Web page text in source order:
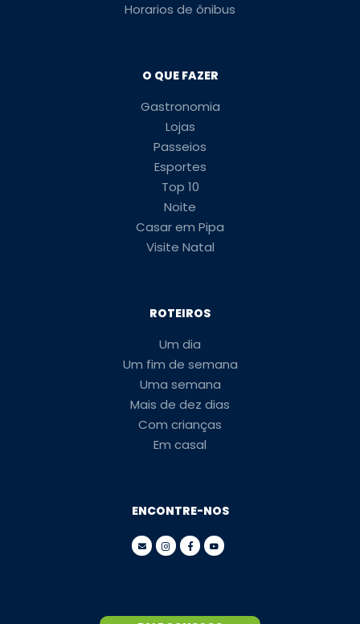
Horarios de ônibus
O QUE FAZER
Gastronomia
Lojas
Passeios
Esportes
Top 10
Noite
Casar em Pipa
Visite Natal
ROTEIROS
Um dia
Um fim de semana
Uma semana
Mais de dez dias
Com crianças
Em casal
ENCONTRE-NOS